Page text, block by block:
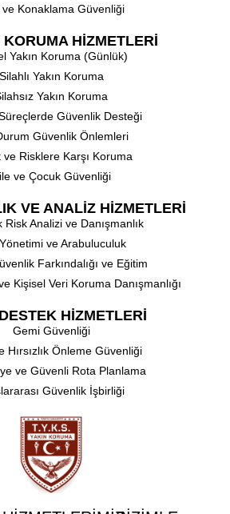
Konaklama Güvenliği
HİZMETLERİ
Yakın Koruma (Günlük)
⁠Silahlı Yakın Koruma
Yakın Koruma
Güvenlik Desteği
Güvenlik Önlemleri
ve Risklere Karşı Koruma
ve Çocuk Güvenliği
VE ANALİZ HİZMETLERİ
Risk Analizi ve Danışmanlık
ve Arabuluculuk
Farkındalığı ve Eğitim
Kişisel Veri Koruma Danışmanlığı
HİZMETLERİ
⁠Gemi Güvenliği
Hırsızlık Önleme Güvenliği
ve Güvenli Rota Planlama
Güvenlik İşbirliği